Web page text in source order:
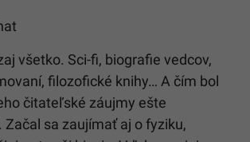
všetko. Sci-fi, biografie vedcov,
filozofické knihy… A čím bol
čitateľské záujmy ešte
Začal sa zaujímať aj o fyziku,